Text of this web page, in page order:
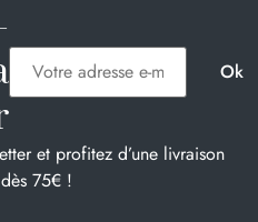
et profitez d’une livraison
75€ !